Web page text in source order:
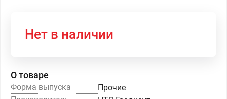
Нет в наличии
О товаре
Форма выпуска
Прочие